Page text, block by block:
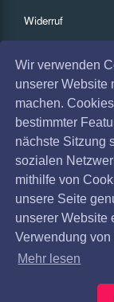
Wir verwenden
unserer Website
machen.
bestimmter
nächste Sitzung
sozialen
mithilfe von
unsere Seite
unserer Website
Verwendung
Mehr lesen
Widerruf
Absagen